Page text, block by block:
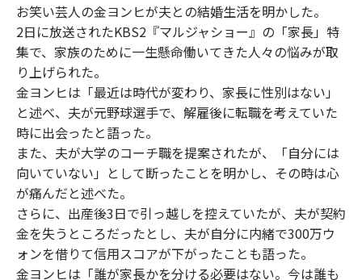
お笑い芸人の金ヨンヒが夫との結婚生活を明かした。
2日に放送されたKBS2『マルジャショー』の「家長」特
集で、家族のために一生懸命働いてきた人々の悩みが取
り上げられた。
金ヨンヒは「最近は時代が変わり、家長に性別はない」
と述べ、夫が元野球選手で、解雇後に転職を考えていた
時に出会ったと語った。
また、夫が大学のコーチ職を提案されたが、「自分には
向いていない」として断ったことを明かし、その時は心
が痛んだと述べた。
さらに、出産後3日で引っ越しを控えていたが、夫が契約
金を失うところだったとし、夫が自分に内緒で300万ウ
ォンを借りて信用スコアが下がったことも語った。
金ヨンヒは「誰が家長かを分ける必要はない。今は誰も